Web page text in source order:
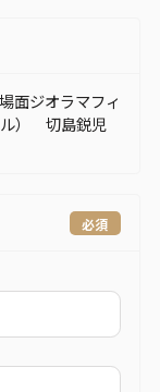
面ジオラマフィ
） 切島鋭児